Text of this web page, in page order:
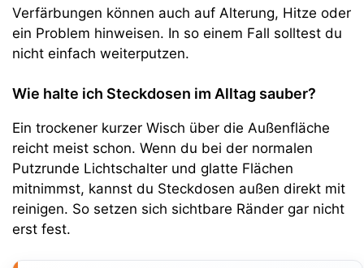
Verfärbungen können auch auf Alterung, Hitze oder
ein Problem hinweisen. In so einem Fall solltest du
nicht einfach weiterputzen.
Wie halte ich Steckdosen im Alltag sauber?
Ein trockener kurzer Wisch über die Außenfläche
reicht meist schon. Wenn du bei der normalen
Putzrunde Lichtschalter und glatte Flächen
mitnimmst, kannst du Steckdosen außen direkt mit
reinigen. So setzen sich sichtbare Ränder gar nicht
erst fest.